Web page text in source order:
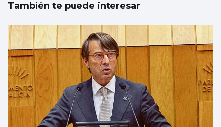
También te puede interesar